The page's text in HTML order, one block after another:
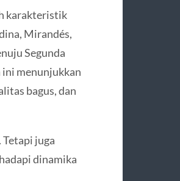
karakteristik
Mirandés,
Segunda
ini menunjukkan
bagus, dan
juga
dinamika